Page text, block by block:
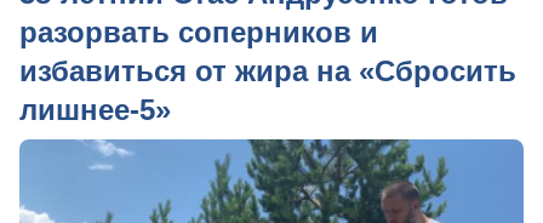
разорвать соперников и
избавиться от жира на «Сбросить
лишнее-5»